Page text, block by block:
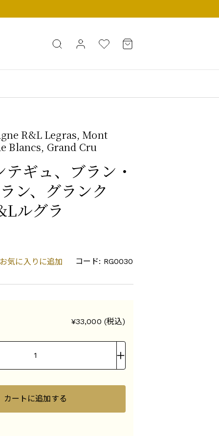
R&L Legras, Mont
Blancs, Grand Cru
ギュ、ブラン・
ン、グランク
ルグラ
気に入りに追加 コード: RG0030
¥33,000 (税込)
カートに追加する